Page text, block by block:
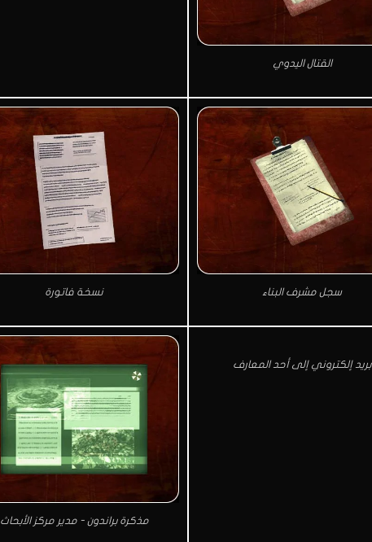
القتال اليدوي
سجل مشرف البناء نسخة فاتورة
بريد إلكتروني إلى أحد المعارف
مذكرة براندون - مدير مركز الأبحاث